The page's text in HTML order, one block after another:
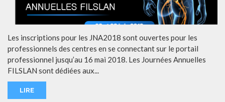
Les inscriptions pour les JNA2018 sont ouvertes pour les
professionnels des centres en se connectant sur le portail
professionnel jusqu’au 16 mai 2018. Les Journées Annuelles
FILSLAN sont dédiées aux...
LIRE